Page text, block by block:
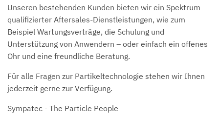
Unseren bestehenden Kunden bieten wir ein Spektrum
qualifizierter Aftersales-Dienstleistungen, wie zum
Beispiel Wartungsverträge, die Schulung und
Unterstützung von Anwendern – oder einfach ein offenes
Ohr und eine freundliche Beratung.
Für alle Fragen zur Partikeltechnologie stehen wir Ihnen
jederzeit gerne zur Verfügung.
Sympatec - The Particle People